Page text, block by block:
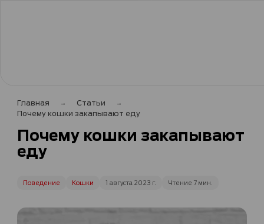
Главная
Статьи
Почему кошки закапывают еду
Почему кошки закапывают
еду
Поведение Кошки 1 августа 2023 г. Чтение 7 мин.